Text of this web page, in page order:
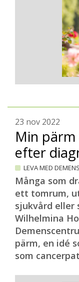
23 nov 2022
Min
efter
LEVA MED DEMENS
Många som
ett tomrum,
sjukvård
Wilhelmina
pärm, en idé
som